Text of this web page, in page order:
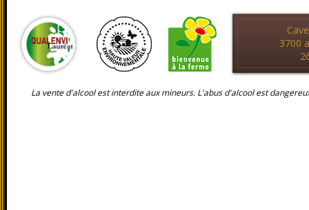
3700
La vente d'alcool est interdite aux mineurs. L'abus d'alcool est